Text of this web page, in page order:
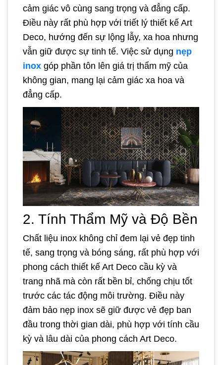
cảm giác vô cùng sang trọng và đẳng cấp.
Điều này rất phù hợp với triết lý thiết kế Art
Deco, hướng đến sự lộng lẫy, xa hoa nhưng
vẫn giữ được sự tinh tế. Việc sử dụng nẹp
inox góp phần tôn lên giá trị thẩm mỹ của
không gian, mang lại cảm giác xa hoa và
đẳng cấp.
2. Tính Thẩm Mỹ và Độ Bền
Chất liệu inox không chỉ đem lại vẻ đẹp tinh
tế, sang trọng và bóng sáng, rất phù hợp với
phong cách thiết kế Art Deco cầu kỳ và
trang nhã mà còn rất bền bỉ, chống chịu tốt
trước các tác động môi trường. Điều này
đảm bảo nẹp inox sẽ giữ được vẻ đẹp ban
đầu trong thời gian dài, phù hợp với tính cầu
kỳ và lâu dài của phong cách Art Deco.